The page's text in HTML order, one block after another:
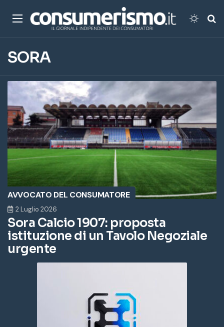
Menu
SORA
AVVOCATO DEL CONSUMATORE
2 Luglio 2026
Sora Calcio 1907: proposta
istituzione di un Tavolo Negoziale
urgente